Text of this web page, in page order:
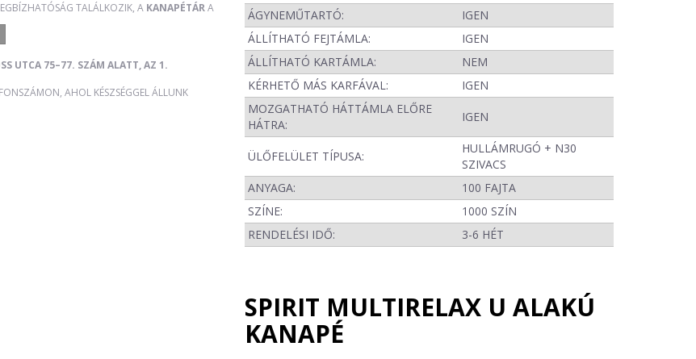
TALÁLKOZIK, A KANAPÉTÁRA
UTCA 75–77. SZÁM ALATT, AZ 1.
AHOL KÉSZSÉGGEL ÁLLUNK
ÁGYNEMŰTARTÓ:
IGEN
ÁLLÍTHATÓ FEJTÁMLA:
IGEN
ÁLLÍTHATÓ KARTÁMLA:
NEM
KÉRHETŐ MÁS KARFÁVAL:
IGEN
MOZGATHATÓ HÁTTÁMLA ELŐRE
HÁTRA:
IGEN
ÜLŐFELÜLET TÍPUSA:
HULLÁMRUGÓ + N30
SZIVACS
ANYAGA:
100 FAJTA
SZÍNE:
1000 SZÍN
RENDELÉSI IDŐ:
3-6 HÉT
SPIRIT MULTIRELAX U ALAKÚ
KANAPÉ